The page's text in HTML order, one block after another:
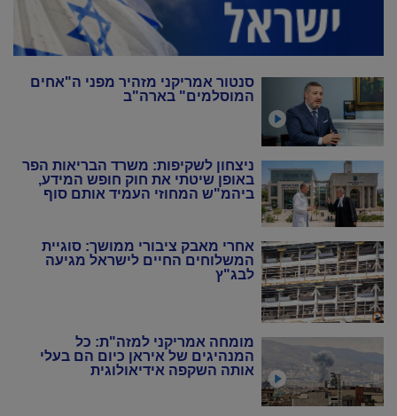
סנטור אמריקני מזהיר מפני ה"אחים
המוסלמים" בארה"ב
ניצחון לשקיפות: משרד הבריאות הפר
באופן שיטתי את חוק חופש המידע,
ביהמ"ש המחוזי העמיד אותם סוף
אחרי מאבק ציבורי ממושך: סוגיית
המשלוחים החיים לישראל מגיעה
לבג"ץ
מומחה אמריקני למזה"ת: כל
המנהיגים של איראן כיום הם בעלי
אותה השקפה אידיאולוגית